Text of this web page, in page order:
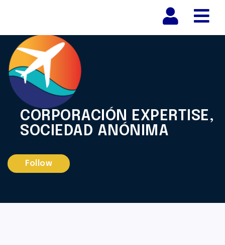
CORPORACIÓN EXPERTISE,
SOCIEDAD ANÓNIMA
Follow